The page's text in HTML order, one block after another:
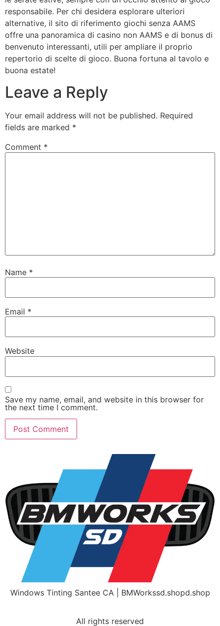
responsabile. Per chi desidera esplorare ulteriori
alternative, il sito di riferimento giochi senza AAMS
offre una panoramica di casino non AAMS e di bonus di
benvenuto interessanti, utili per ampliare il proprio
repertorio di scelte di gioco. Buona fortuna al tavolo e
buona estate!
Leave a Reply
Your email address will not be published. Required
fields are marked *
Comment *
Name *
Email *
Website
Save my name, email, and website in this browser for
the next time I comment.
Windows Tinting Santee CA | BMWorkssd.shopd.shop
All rights reserved